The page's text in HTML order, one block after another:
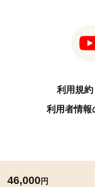
46,000円
利用規約
利用者情報